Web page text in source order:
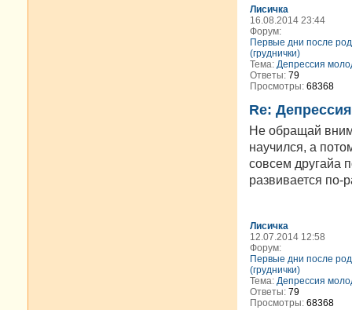
Лисичка
16.08.2014 23:44
Форум:
Первые дни после
(груднички)
Тема: Депрессия
Ответы: 79
Просмотры: 68368
Re:
Не обращай
научился, а
совсем другайа
развивается по-
Лисичка
12.07.2014 12:58
Форум:
Первые дни после
(груднички)
Тема: Депрессия
Ответы: 79
Просмотры: 68368